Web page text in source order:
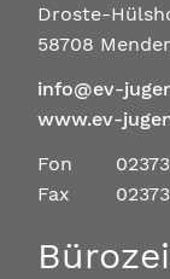
Droste-
58708
info@ev-
www.ev-
Fon
Fax